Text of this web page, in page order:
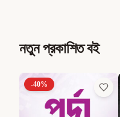
নতুন প্রকাশিত বই
-40%